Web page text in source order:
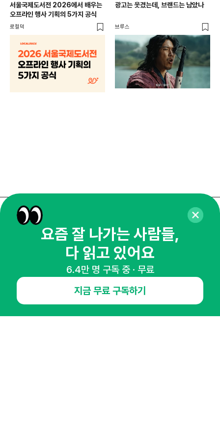
서울국제도서전 2026에서 배우는
오프라인 행사 기획의 5가지 공식
로컬덕
광고는 웃겼는데, 브랜드는 남았나
브루스
매주 화요일 아침,
마케팅 감각을 깨워 드릴게요!
65,043명의 마케터를 성장시키는 뉴스레터
요즘 잘 나가는 사람들,
다 읽고 있어요
6.4만 명 구독 중 · 무료
지금 무료 구독하기